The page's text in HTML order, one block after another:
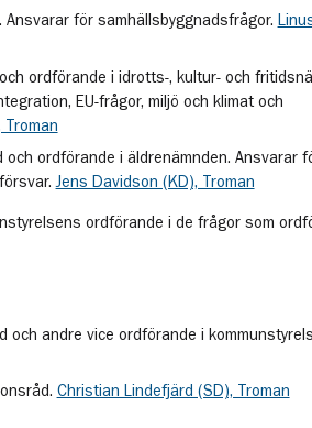
Ansvarar för samhällsbyggnadsfrågor.
ordförande i idrotts-, kultur- och
EU-frågor, miljö och klimat och
Troman
och ordförande i äldrenämnden. Ansvarar
Jens Davidson (KD), Troman
ordförande i de frågor som
och andre vice ordförande i
Christian Lindefjärd (SD), Troman